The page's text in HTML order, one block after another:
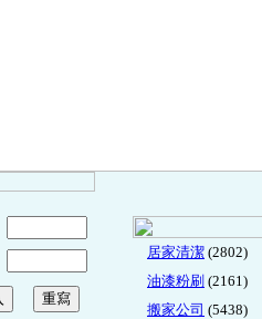
居家清潔 (2802)
油漆粉刷 (2161)
搬家公司 (5438)